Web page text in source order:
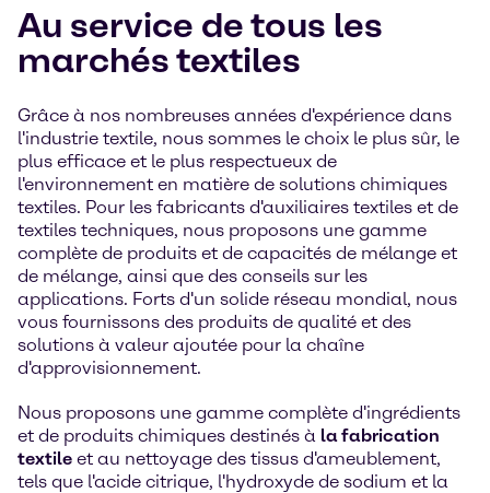
Au service de tous les
marchés textiles
Grâce à nos nombreuses années d'expérience dans
l'industrie textile, nous sommes le choix le plus sûr, le
plus efficace et le plus respectueux de
l'environnement en matière de solutions chimiques
textiles. Pour les fabricants d'auxiliaires textiles et de
textiles techniques, nous proposons une gamme
complète de produits et de capacités de mélange et
de mélange, ainsi que des conseils sur les
applications. Forts d'un solide réseau mondial, nous
vous fournissons des produits de qualité et des
solutions à valeur ajoutée pour la chaîne
d'approvisionnement.
Nous proposons une gamme complète d'ingrédients
et de produits chimiques destinés à la fabrication
textile et au nettoyage des tissus d'ameublement,
tels que l'acide citrique, l'hydroxyde de sodium et la